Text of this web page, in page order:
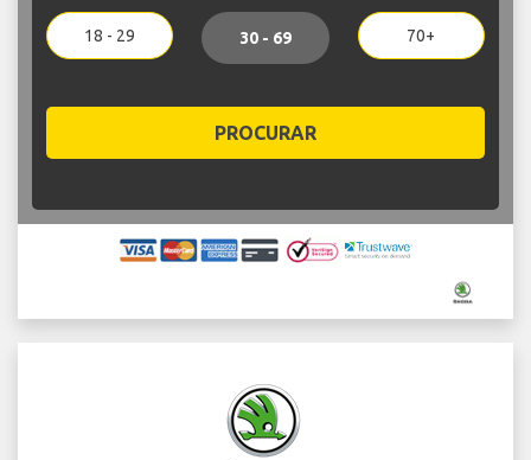
18 - 29 30 - 69 70+
PROCURAR